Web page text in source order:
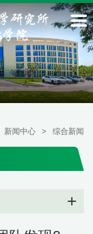
新闻中心 > 综合新闻